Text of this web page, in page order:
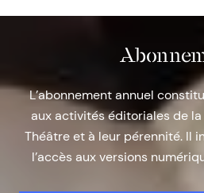
L’abonnement annuel
aux activités éditoriales de la
Théâtre et à leur pérennité. Il
l’accès aux versions